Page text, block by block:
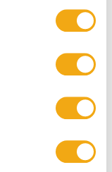
onze